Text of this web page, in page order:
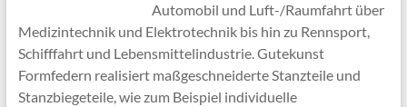
Automobil und Luft-/Raumfahrt über
Medizintechnik und Elektrotechnik bis hin zu Rennsport,
Schifffahrt und Lebensmittelindustrie. Gutekunst
Formfedern realisiert maßgeschneiderte Stanzteile und
Stanzbiegeteile, wie zum Beispiel individuelle